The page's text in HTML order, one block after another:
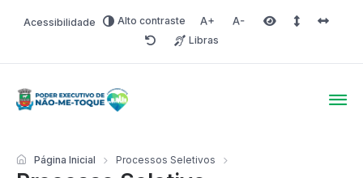
Acessibilidade Alto contraste Aumentar fonte
Diminuir fonteÁrea selecionada
Espaço
RedefinirLibras
Página Inicial Processos Seletivos